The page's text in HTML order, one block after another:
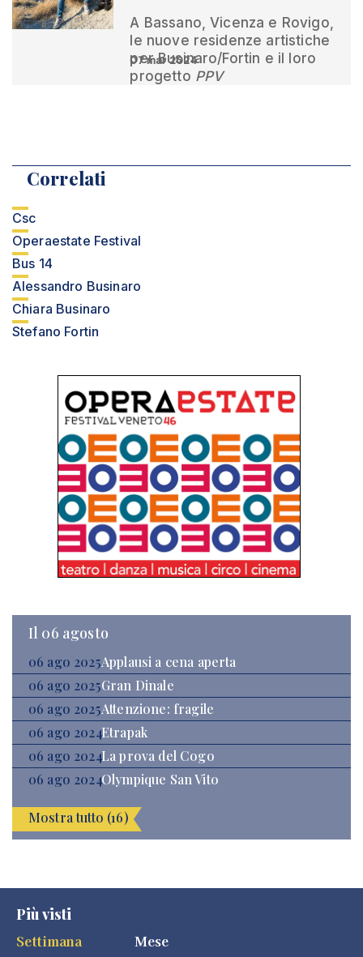
A Bassano, Vicenza e Rovigo,
le nuove residenze artistiche
per Businaro/Fortin e il loro
progetto PPV
07 mar 2024
Correlati
Csc
Operaestate Festival
Bus 14
Alessandro Businaro
Chiara Businaro
Stefano Fortin
Il 06 agosto
06 ago 2025Applausi a cena aperta
06 ago 2025Gran Dinale
06 ago 2025Attenzione: fragile
06 ago 2024Etrapak
06 ago 2024La prova del Cogo
06 ago 2024Olympique San Vito
Mostra tutto (16)
Più visti
Settimana
Mese